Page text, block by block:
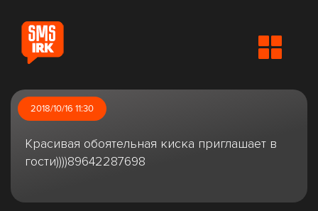
2018/10/16 11:30
Красивая обоятельная киска приглашает в
гости))))89642287698